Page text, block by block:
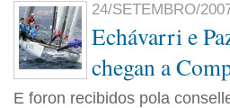
24/SETEMBRO/
Echávarri e
chegan a
E foron recibidos pola